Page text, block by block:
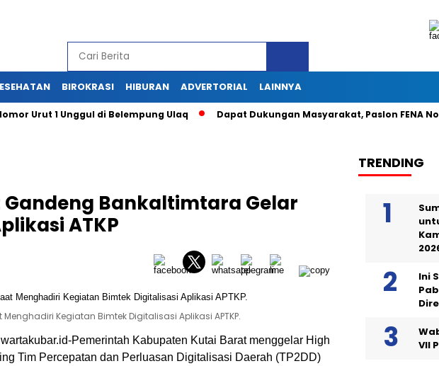
BIROKRASI HIBURAN ADVERTORIAL LAINNYA
1 Unggul di Belempung Ulaq Dapat Dukungan Masyarakat, Paslon FENA Nomor 1
Bankaltimtara Gelar
ATKP
Kegiatan Bimtek Digitalisasi Aplikasi APTKP.
Pemerintah Kabupaten Kutai Barat menggelar High
Tim Percepatan dan Perluasan Digitalisasi Daerah (TP2DD)
TRENDING
Ini
VII